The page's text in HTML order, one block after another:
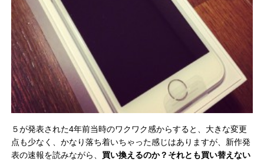
５が発表された4年前当時のワクワク感からすると、大きな変更
点も少なく、かなり落ち着いちゃった感じはありますが、新作発
表の速報を読みながら、 買い換えるのか？それとも買い替えない